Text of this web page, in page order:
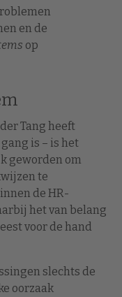
en de
op
Tang heeft
is – is het
geworden om
te
de HR-
het van belang
voor de hand
slechts de
oorzaak